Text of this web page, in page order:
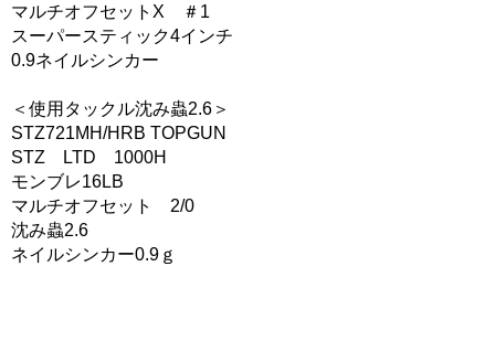
マルチオフセットX ＃1
スーパースティック4インチ
0.9ネイルシンカー
＜使用タックル沈み蟲2.6＞
STZ721MH/HRB TOPGUN
STZ LTD 1000H
モンブレ16LB
マルチオフセット 2/0
沈み蟲2.6
ネイルシンカー0.9ｇ